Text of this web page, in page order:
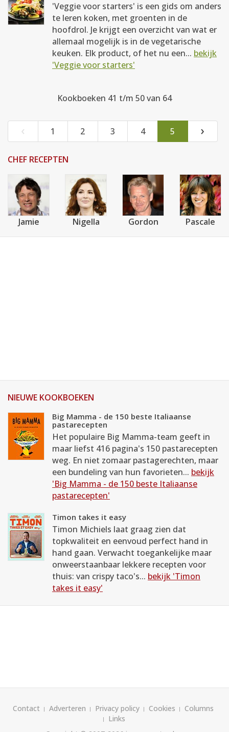
'Veggie voor starters' is een gids om anders
te leren koken, met groenten in de
hoofdrol. Je krijgt een overzicht van wat er
allemaal mogelijk is in de vegetarische
keuken. Elk product, of het nu een... bekijk
'Veggie voor starters'
Kookboeken 41 t/m 50 van 64
‹ 1 2 3 4 5 ›
CHEF RECEPTEN
Jamie Nigella Gordon Pascale
NIEUWE KOOKBOEKEN
Big Mamma - de 150 beste Italiaanse
pastarecepten
Het populaire Big Mamma-team geeft in
maar liefst 416 pagina's 150 pastarecepten
weg. En niet zomaar pastagerechten, maar
een bundeling van hun favorieten... bekijk
'Big Mamma - de 150 beste Italiaanse
pastarecepten'
Timon takes it easy
Timon Michiels laat graag zien dat
topkwaliteit en eenvoud perfect hand in
hand gaan. Verwacht toegankelijke maar
onweerstaanbaar lekkere recepten voor
thuis: van crispy taco's... bekijk 'Timon
takes it easy'
Contact Adverteren Privacy policy Cookies
Columns
Links